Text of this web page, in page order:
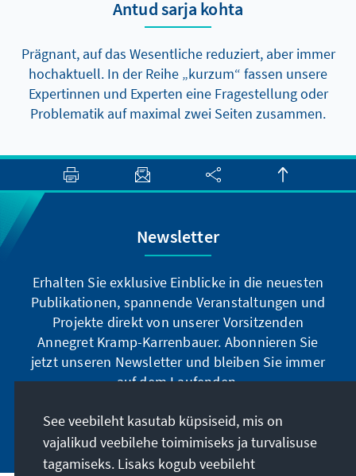
Antud sarja kohta
Prägnant, auf das Wesentliche reduziert, aber immer
hochaktuell. In der Reihe „kurzum“ fassen unsere
Expertinnen und Experten eine Fragestellung oder
Problematik auf maximal zwei Seiten zusammen.
Newsletter
Erhalten Sie exklusive Einblicke in die neuesten
Publikationen, spannende Veranstaltungen und
Projekte direkt von unserer Vorsitzenden
Annegret Kramp-Karrenbauer. Abonnieren Sie
jetzt unseren Newsletter und bleiben Sie immer
auf dem Laufenden.
Jetzt abonnieren
See veebileht kasutab küpsiseid, mis on
vajalikud veebilehe toimimiseks ja turvalisuse
tagamiseks. Lisaks kogub veebileht